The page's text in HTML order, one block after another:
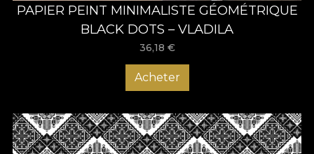
PAPIER PEINT MINIMALISTE GÉOMÉTRIQUE
BLACK DOTS – VLADILA
36,18 €
Acheter